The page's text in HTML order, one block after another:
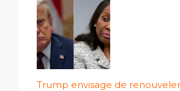
Trump envisage de